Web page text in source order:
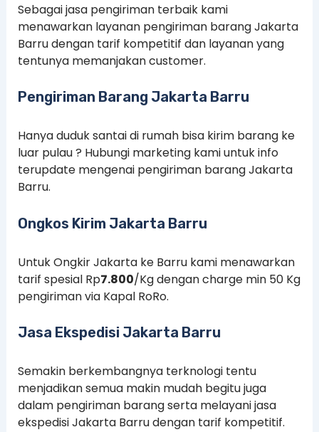
Sebagai jasa pengiriman terbaik kami
menawarkan layanan pengiriman barang Jakarta
Barru dengan tarif kompetitif dan layanan yang
tentunya memanjakan customer.
Pengiriman Barang Jakarta Barru
Hanya duduk santai di rumah bisa kirim barang ke
luar pulau ? Hubungi marketing kami untuk info
terupdate mengenai pengiriman barang Jakarta
Barru.
Ongkos Kirim Jakarta Barru
Untuk Ongkir Jakarta ke Barru kami menawarkan
tarif spesial Rp7.800/Kg dengan charge min 50 Kg
pengiriman via Kapal RoRo.
Jasa Ekspedisi Jakarta Barru
Semakin berkembangnya terknologi tentu
menjadikan semua makin mudah begitu juga
dalam pengiriman barang serta melayani jasa
ekspedisi Jakarta Barru dengan tarif kompetitif.